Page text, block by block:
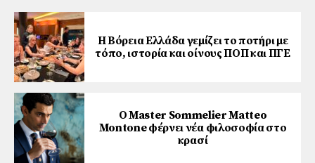
Η Βόρεια Ελλάδα γεμίζει το ποτήρι με
τόπο, ιστορία και οίνους ΠΟΠ και ΠΓΕ
Ο Master Sommelier Matteo
Montone φέρνει νέα φιλοσοφία στο
κρασί